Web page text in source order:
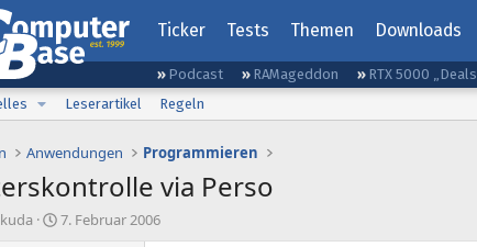
Ticker Tests Themen Downloads
Podcast RAMageddon RTX 5000
Leserartikel Regeln
Anwendungen Programmieren
via Perso
E
7. Februar 2006